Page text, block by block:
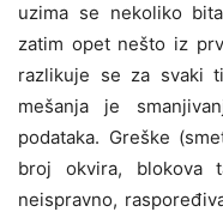
uzima se nekoliko
zatim opet nešto iz
razlikuje se za svaki
mešanja je
podataka. Greške
broj okvira,
neispravno,